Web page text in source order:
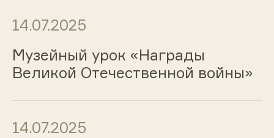
14.07.2025
Музейный урок «Награды
Великой Отечественной войны»
14.07.2025